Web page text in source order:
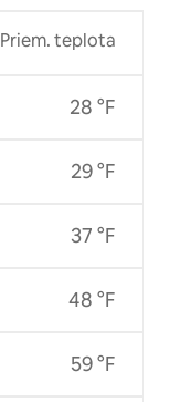
Priem. teplota
28 °F
29 °F
37 °F
48 °F
59 °F